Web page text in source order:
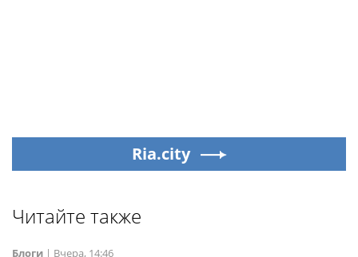
Ria.city
Читайте также
Блоги | Вчера, 14:46